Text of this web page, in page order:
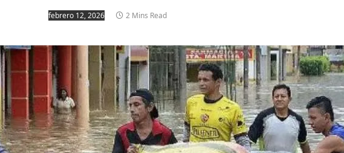
febrero 12, 2026 2 Mins Read